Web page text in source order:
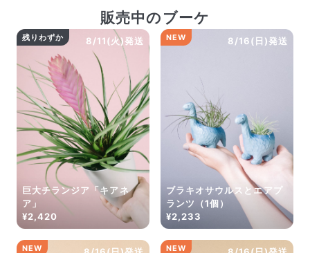
販売中のブーケ
8/11(火)発送
残りわずか
巨大チランジア「キアネ
ア」
¥2,420
8/16(日)発送
NEW
ブラキオサウルスとエアプ
ランツ（1個）
¥2,233
NEW NEW